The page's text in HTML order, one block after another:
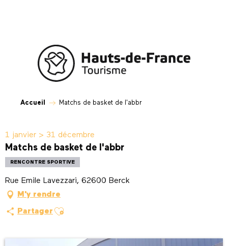
Accueil Matchs de basket de l'abbr
1 janvier > 31 décembre
Matchs de basket de l'abbr
RENCONTRE SPORTIVE
Rue Emile Lavezzari, 62600 Berck
M'y rendre
Partager Ajouter aux favoris